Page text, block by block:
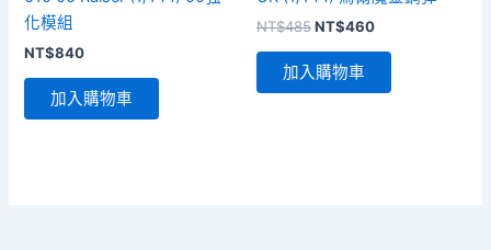
化模組
NT$840
加入購物車
NT$485原
價
格：
NT$460目
加入購物車